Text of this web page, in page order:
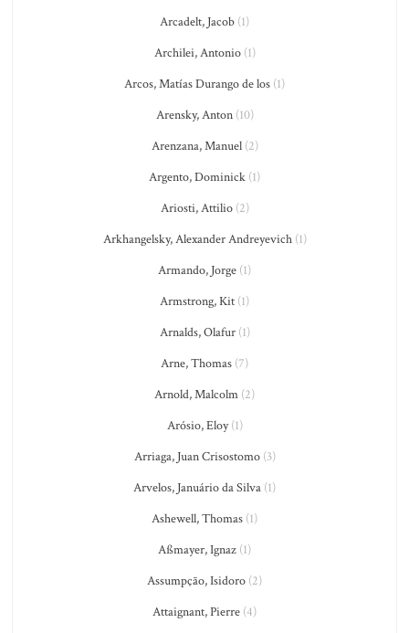
Arcadelt, Jacob (1)
Archilei, Antonio(1)
Arcos, Matías Durango de los (1)
Arensky, Anton(10)
Arenzana, Manuel(2)
Argento, Dominick (1)
Ariosti, Attilio(2)
Arkhangelsky, Alexander Andreyevich(1)
Armando, Jorge (1)
Armstrong, Kit (1)
Arnalds, Olafur(1)
Arne, Thomas (7)
Arnold, Malcolm (2)
Arósio, Eloy(1)
Arriaga, Juan Crisostomo(3)
Arvelos, Januário da Silva (1)
Ashewell, Thomas (1)
Aßmayer, Ignaz (1)
Assumpção, Isidoro (2)
Attaignant, Pierre (4)